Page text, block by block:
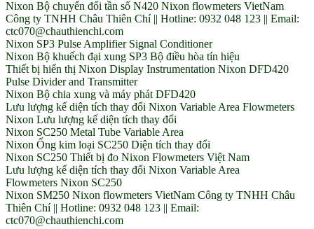
Nixon Bộ chuyển đổi tần số N420 Nixon flowmeters VietNam
Công ty TNHH Châu Thiên Chí || Hotline: 0932 048 123 || Email:
ctc070@chauthienchi.com
Nixon SP3 Pulse Amplifier Signal Conditioner
Nixon Bộ khuếch đại xung SP3 Bộ điều hòa tín hiệu
Thiết bị hiển thị Nixon Display Instrumentation Nixon DFD420
Pulse Divider and Transmitter
Nixon Bộ chia xung và máy phát DFD420
Lưu lượng kế diện tích thay đổi Nixon Variable Area Flowmeters
Nixon Lưu lượng kế diện tích thay đổi
Nixon SC250 Metal Tube Variable Area
Nixon Ống kim loại SC250 Diện tích thay đổi
Nixon SC250 Thiết bị đo Nixon Flowmeters Việt Nam
Lưu lượng kế diện tích thay đổi Nixon Variable Area
Flowmeters Nixon SC250
Nixon SM250 Nixon flowmeters VietNam Công ty TNHH Châu
Thiên Chí || Hotline: 0932 048 123 || Email:
ctc070@chauthienchi.com